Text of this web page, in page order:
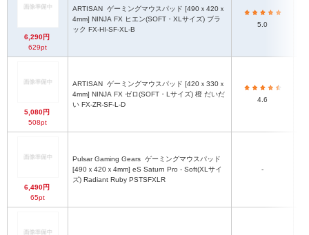
6,290円
629pt
ARTISAN
4mm] NINJA FX ヒエン(SOFT・XLサイズ) ブラ
ック FX-HI-SF-XL-B
5.0
5,080円
508pt
ARTISAN
4mm] NINJA FX ゼロ(SOFT・Lサイズ) 橙 だいだ
い FX-ZR-SF-L-D
4.6
6,490円
65pt
Pulsar Gaming Gears
[490ｘ420ｘ4mm] eS Saturn Pro - Soft(XLサイ
ズ) Radiant Ruby PSTSFXLR
-